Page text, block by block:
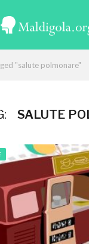
"salute polmonare"
SALUTE